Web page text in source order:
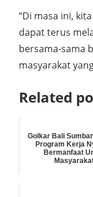
“Di masa ini,
dapat terus
bersama-sama
masyarakat
Related
Golkar Bali
Program Kerja
Bermanfaat